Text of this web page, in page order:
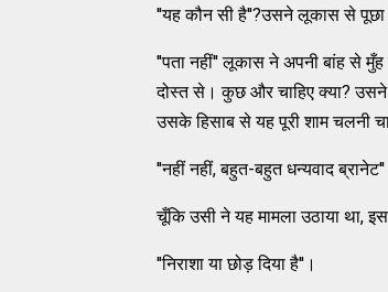
''यह कौन सी है''?उसने लूकास से
''पता नहीं'' लूकास ने अपनी बांह से
दोस्त से। कुछ और चाहिए क्या?
उसके हिसाब से यह पूरी शाम चलनी
''नहीं नहीं, बहुत-बहुत धन्यवाद
चूँकि उसी ने यह मामला उठाया था,
''निराशा या छोड़ दिया है''।